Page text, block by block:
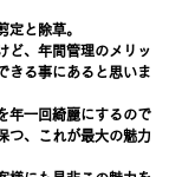
定と除草。
ど、年間管理のメリッ
きる事にあると思いま
年一回綺麗にするので
つ、これが最大の魅力